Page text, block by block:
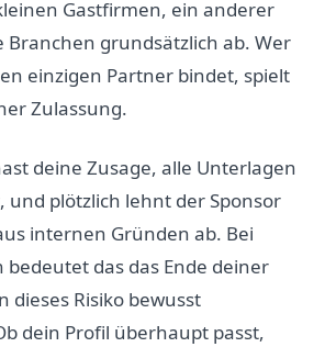
Gastfirmen, ein anderer
grundsätzlich ab. Wer
einzigen Partner bindet, spielt
Zulassung.
deine Zusage, alle Unterlagen
und plötzlich lehnt der Sponsor
internen Gründen ab. Bei
das das Ende deiner
dieses Risiko bewusst
dein Profil überhaupt passt,